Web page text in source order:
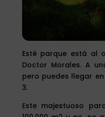
Esté parque está al
Doctor Morales. A
pero puedes llegar
3.
Este majestuoso